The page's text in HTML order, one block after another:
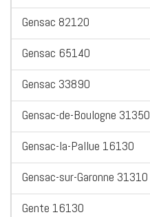
Gensac 82120
Gensac 65140
Gensac 33890
Gensac-de-Boulogne 31350
Gensac-la-Pallue 16130
Gensac-sur-Garonne 31310
Gente 16130